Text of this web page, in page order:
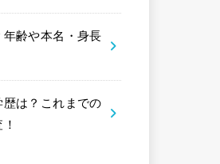
齢や本名・身長
は？これまでの